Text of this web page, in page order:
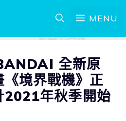
MENU
全新原
境界戰機》正
2021年秋季開始